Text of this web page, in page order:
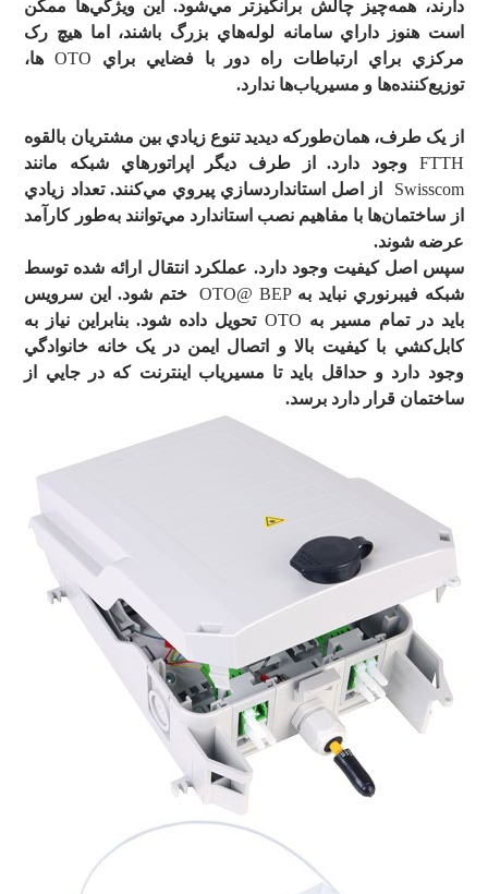
دارند، همهچيز چالش برانگيزتر ميشود. اين ويژگيها ممکن
است هنوز داراي سامانه لولههاي بزرگ باشند، اما هيچ رک
مرکزي براي ارتباطات راه دور با فضايي براي OTOها،
توزيعکنندهها و مسيريابها ندارد.
از يک طرف، همانطورکه ديديد تنوع زيادي بين مشتريان بالقوه
FTTH وجود دارد. از طرف ديگر اپراتورهاي شبکه مانند
Swisscom از اصل استانداردسازي پيروي ميکنند. تعداد زيادي
از ساختمانها با مفاهيم نصب استاندارد ميتوانند بهطور کارآمد
عرضه شوند.
سپس اصل کيفيت وجود دارد. عملکرد انتقال ارائه شده توسط
شبکه فيبرنوري نبايد بهOTO@ BEP ختم شود. اين سرويس
بايد در تمام مسير به OTO تحويل داده شود. بنابراين نياز به
کابلکشي با کيفيت بالا و اتصال ايمن در يک خانه خانوادگي
وجود دارد و حداقل بايد تا مسيرياب اينترنت که در جايي از
ساختمان قرار دارد برسد.